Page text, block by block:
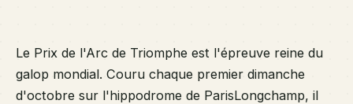
Le Prix de l'Arc de Triomphe est l'épreuve reine du
galop mondial. Couru chaque premier dimanche
d'octobre sur l'hippodrome de ParisLongchamp, il